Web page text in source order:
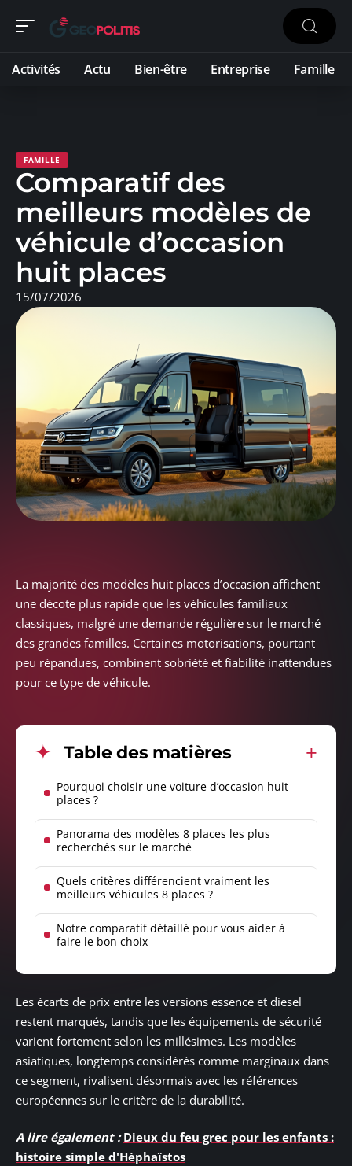
Activités Actu Bien-être Entreprise Famille
FAMILLE
Comparatif des
meilleurs modèles de
véhicule d’occasion
huit places
15/07/2026
La majorité des modèles huit places d’occasion affichent
une décote plus rapide que les véhicules familiaux
classiques, malgré une demande régulière sur le marché
des grandes familles. Certaines motorisations, pourtant
peu répandues, combinent sobriété et fiabilité inattendues
pour ce type de véhicule.
Table des matières
Pourquoi choisir une voiture d’occasion huit
places ?
Panorama des modèles 8 places les plus
recherchés sur le marché
Quels critères différencient vraiment les
meilleurs véhicules 8 places ?
Notre comparatif détaillé pour vous aider à
faire le bon choix
Les écarts de prix entre les versions essence et diesel
restent marqués, tandis que les équipements de sécurité
varient fortement selon les millésimes. Les modèles
asiatiques, longtemps considérés comme marginaux dans
ce segment, rivalisent désormais avec les références
européennes sur le critère de la durabilité.
A lire également : Dieux du feu grec pour les enfants :
histoire simple d'Héphaïstos